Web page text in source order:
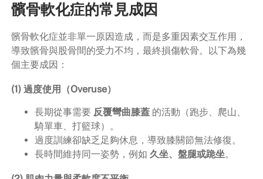
髕骨軟化症的常見成因
髕骨軟化症並非單一原因造成，而是多重因素交互作用，
導致髕骨與股骨間的受力不均，最終損傷軟骨。以下為幾
個主要成因：
(1) 過度使用（Overuse）
長期從事需要 反覆彎曲膝蓋的活動（跑步、爬山、
騎單車、打籃球）。
過度訓練卻缺乏足夠休息，導致膝關節無法修復。
長時間維持同一姿勢，例如 久坐、盤腿或跪坐。